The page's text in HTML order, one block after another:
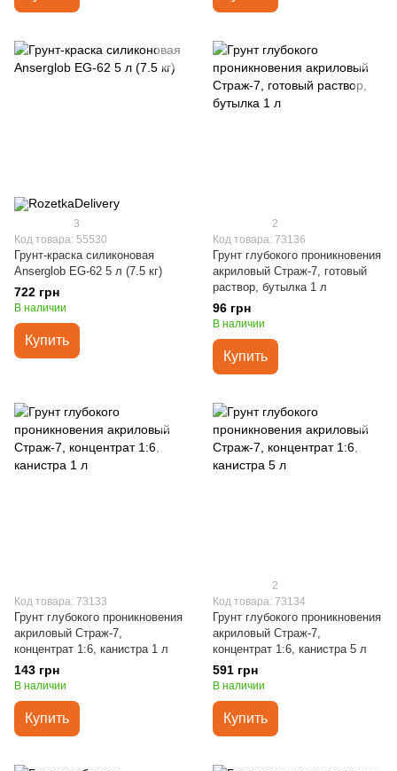
3
Код товара: 55530
Грунт-краска силиконовая
Anserglob EG-62 5 л (7.5 кг)
722 грн
В наличии
Купить
2
Код товара: 73136
Грунт глубокого проникновения
акриловый Страж-7, готовый
раствор, бутылка 1 л
96 грн
В наличии
Купить
Код товара: 73133
Грунт глубокого проникновения
акриловый Страж-7,
концентрат 1:6, канистра 1 л
143 грн
В наличии
Купить
2
Код товара: 73134
Грунт глубокого проникновения
акриловый Страж-7,
концентрат 1:6, канистра 5 л
591 грн
В наличии
Купить